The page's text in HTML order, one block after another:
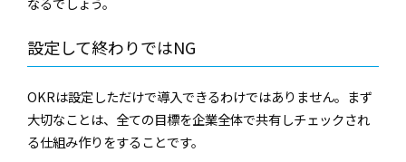
設定して終わりではNG
OKRは設定しただけで導入できるわけではありません。まず
大切なことは、全ての目標を企業全体で共有しチェックされ
る仕組み作りをすることです。